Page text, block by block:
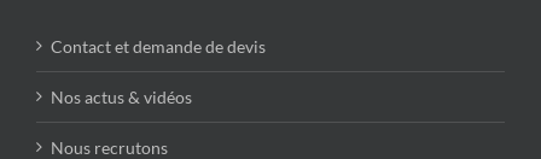
Contact et demande de devis
Nos actus & vidéos
Nous recrutons